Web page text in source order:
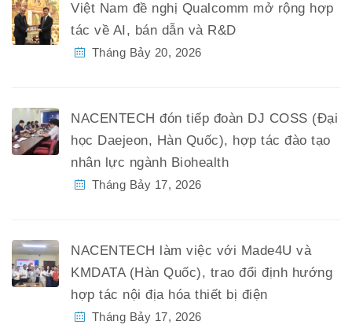
Việt Nam đề nghị Qualcomm mở rộng hợp
tác về AI, bán dẫn và R&D
Tháng Bảy 20, 2026
NACENTECH đón tiếp đoàn DJ COSS (Đại
học Daejeon, Hàn Quốc), hợp tác đào tạo
nhân lực ngành Biohealth
Tháng Bảy 17, 2026
NACENTECH làm việc với Made4U và
KMDATA (Hàn Quốc), trao đổi định hướng
hợp tác nội địa hóa thiết bị điện
Tháng Bảy 17, 2026